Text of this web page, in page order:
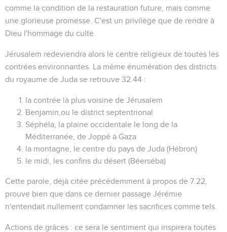
comme la condition de la restauration future, mais comme
une glorieuse promesse. C'est un privilège que de rendre à
Dieu l'hommage du culte.
Jérusalem redeviendra alors le centre religieux de toutes les
contrées environnantes. La même énumération des districts
du royaume de Juda se retrouve 32.44 :
la contrée là plus voisine de Jérusalem
Benjamin,ou le district septentrional
Séphéla, la plaine occidentale le long de la
Méditerranée, de Joppé à Gaza
la montagne, le centre du pays de Juda (Hébron)
le midi, les confins du désert (Béerséba)
Cette parole, déjà citée précédemment à propos de 7.22
prouve bien que dans ce dernier passage Jérémie
n'entendait nullement condamner les sacrifices comme tels.
Actions de grâces : ce sera le sentiment qui inspirera toutes